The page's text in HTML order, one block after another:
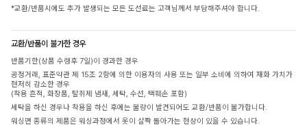
*교환/반품시에도 추가 발생되는 모든 도선료는 고객님께서 부담해주셔야 합니다.
교환/반품이 불가한 경우
반품기한(상품 수령후 7일)이 경과한 경우
공정거래, 표준약관 제 15조 2항에 의한 이용자의 사용 또는 일부 소비에 의하여 재화 가치가
현저히 감소한 경우
(착용 흔적, 화장품, 탈취제 냄새, 세탁, 수선, 택훼손 포함)
세탁을 하신 경우나 착용을 하신 후에는 불량이 발견되어도 교환/반품이 불가합니다.
워싱면 종류의 제품은 워싱과정에서 옷이 살짝 돌아가는 현상이 있을 수 있습니다.